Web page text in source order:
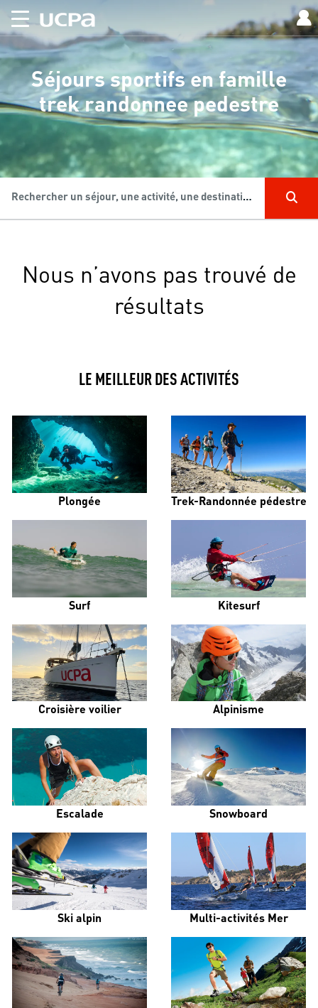
Séjours sportifs en famille
trek randonnee pedestre
Rechercher un séjour, une activité, une destination...
Nous n’avons pas trouvé de
résultats
LE MEILLEUR DES ACTIVITÉS
Plongée Trek-Randonnée pédestre
Surf Kitesurf
Croisière voilier Alpinisme
Escalade Snowboard
Ski alpin Multi-activités Mer